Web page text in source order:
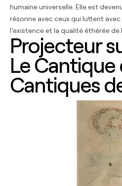
humaine universelle. Elle est
résonne avec ceux qui luttent
l’existence et la qualité éthérée de
Projecteur
Le Cantique
Cantiques